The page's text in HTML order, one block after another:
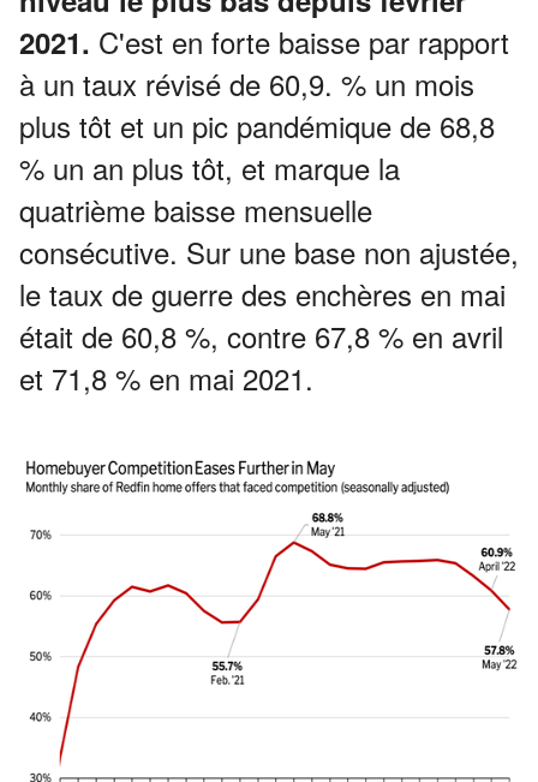
2021. C'est en forte baisse par rapport
à un taux révisé de 60,9. % un mois
plus tôt et un pic pandémique de 68,8
% un an plus tôt, et marque la
quatrième baisse mensuelle
consécutive. Sur une base non ajustée,
le taux de guerre des enchères en mai
était de 60,8 %, contre 67,8 % en avril
et 71,8 % en mai 2021.